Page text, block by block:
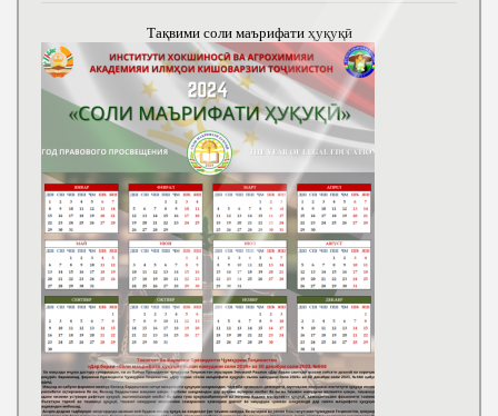
Тақвими соли маърифати ҳуқуқӣ